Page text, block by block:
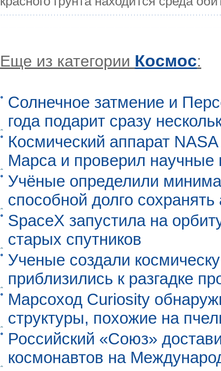
Еще из категории Космос:
Солнечное затмение и
года подарит сразу
Космический аппарат
Марса и проверил научные
Учёные определили
способной долго
SpaceX запустила на
старых спутников
Ученые создали
приблизились к разгадке
Марсоход Curiosity
структуры, похожие на
Российский «Союз»
космонавтов на